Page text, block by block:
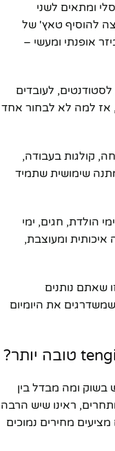
ומתאים לשני
להוסיף טאץ' של
אופנתי ומעשי –
לעובדים
אז למה לא לבחור אחד
קולגות בעבודה,
שימושית שתמיד
הולדת, חגים, ימי
איכותית ומעוצבת,
שאתם נותנים
את היומיום
בשוק ומה מבדל בין
ראינו שיש הרבה
מחירים נמוכים